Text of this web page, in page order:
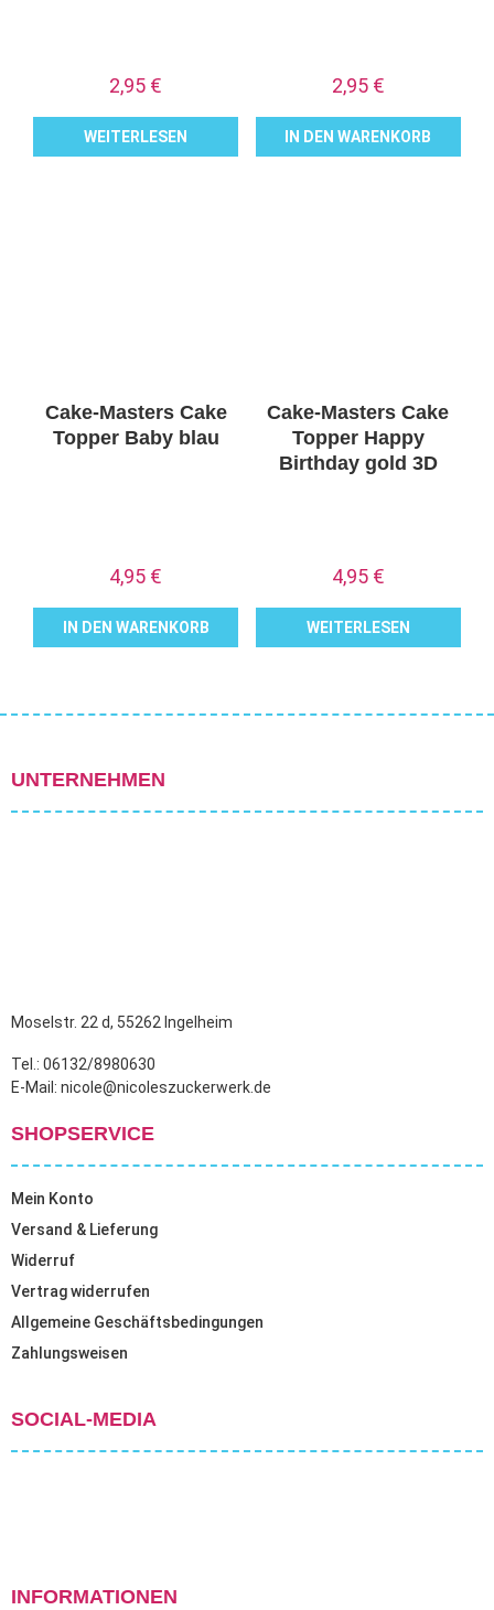
2,95 €
WEITERLESEN
2,95 €
IN DEN WARENKORB
Cake-Masters Cake
Topper Baby blau
4,95 €
IN DEN WARENKORB
Cake-Masters Cake
Topper Happy
Birthday gold 3D
4,95 €
WEITERLESEN
UNTERNEHMEN
Moselstr. 22 d, 55262 Ingelheim
Tel.: 06132/8980630
E-Mail: nicole@nicoleszuckerwerk.de
SHOPSERVICE
Mein Konto
Versand & Lieferung
Widerruf
Vertrag widerrufen
Allgemeine Geschäftsbedingungen
Zahlungsweisen
SOCIAL-MEDIA
INFORMATIONEN